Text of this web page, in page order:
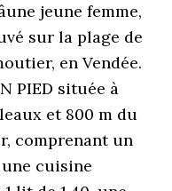
jeune femme,
sur la plage de
en Vendée.
PIED située à
et 800 m du
comprenant un
une cuisine